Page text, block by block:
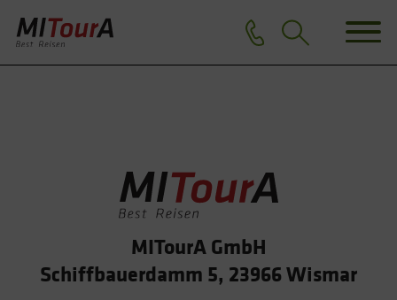
MITourA GmbH
Schiffbauerdamm 5, 23966 Wismar